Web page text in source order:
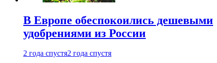
В Европе обеспокоились дешевыми
удобрениями из России
2 года спустя2 года спустя